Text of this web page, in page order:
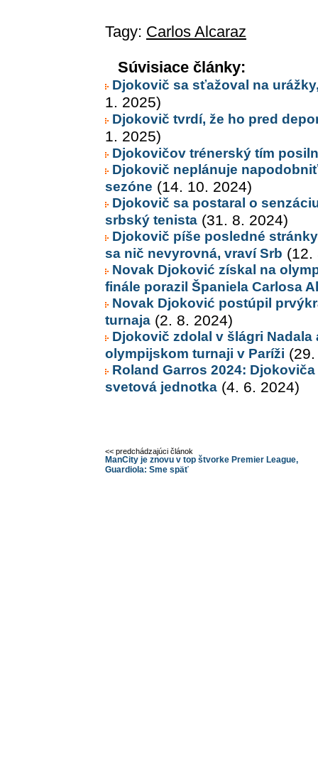
Tagy: Carlos Alcaraz
Súvisiace články:
Djokovič sa sťažoval na
1. 2025)
Djokovič tvrdí, že ho pred
1. 2025)
Djokovičov trénerský tím
Djokovič neplánuje
sezóne (14. 10. 2024)
Djokovič sa postaral o
srbský tenista (31. 8. 2024)
Djokovič píše posledné
sa nič nevyrovná, vraví Srb (12.
Novak Djoković získal na
finále porazil Španiela Carlosa
Novak Djoković postúpil
turnaja (2. 8. 2024)
Djokovič zdolal v šlágri
olympijskom turnaji v Paríži
Roland Garros 2024:
svetová jednotka (4. 6. 2024)
<< predchádzajúci článok
ManCity je znovu v top štvorke Premier League,
Guardiola: Sme späť